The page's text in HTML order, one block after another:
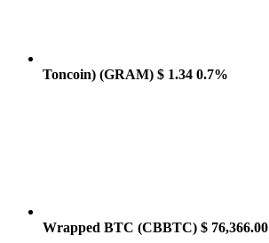
Toncoin) (GRAM) $ 1.34 0.7%
Wrapped BTC (CBBTC) $ 76,366.00